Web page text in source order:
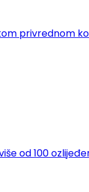
privrednom
od 100